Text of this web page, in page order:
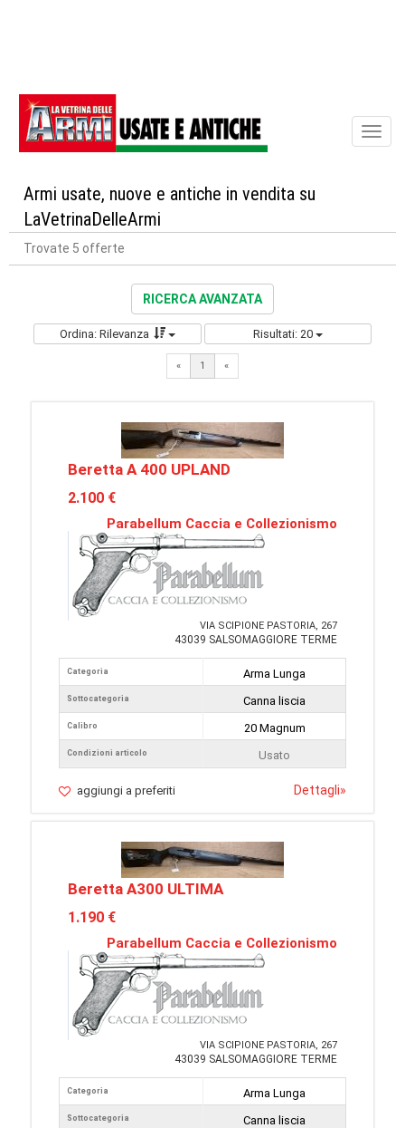
Armi usate, nuove e antiche in vendita su
LaVetrinaDelleArmi
Trovate 5 offerte
RICERCA AVANZATA
Ordina: Rilevanza Risultati: 20
« 1 «
Beretta A 400 UPLAND
2.100 €
Parabellum Caccia e Collezionismo
VIA SCIPIONE PASTORIA, 267
43039 SALSOMAGGIORE TERME
Categoria
Sottocategoria
Calibro
Condizioni articolo
Arma Lunga
Canna liscia
20 Magnum
Usato
aggiungi a preferiti Dettagli»
Beretta A300 ULTIMA
1.190 €
Parabellum Caccia e Collezionismo
VIA SCIPIONE PASTORIA, 267
43039 SALSOMAGGIORE TERME
Categoria
Sottocategoria
Arma Lunga
Canna liscia